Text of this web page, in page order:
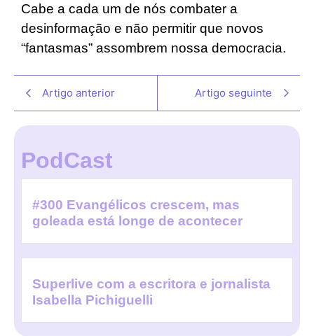
Cabe a cada um de nós combater a
desinformação e não permitir que novos
“fantasmas” assombrem nossa democracia.
Artigo anterior Artigo seguinte
PodCast
#300 Evangélicos crescem, mas
goleada está longe de acontecer
Superlive com a escritora e jornalista
Isabella Pichiguelli